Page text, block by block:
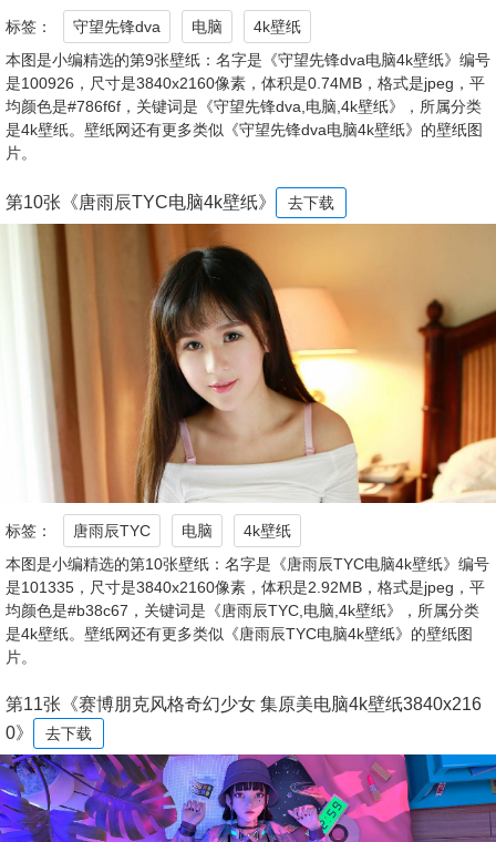
标签： 守望先锋dva 电脑
4k壁纸
本图是小编精选的第9张壁纸：名字是《守望先锋dva电脑4k壁纸》编号
是100926，尺寸是3840x2160像素，体积是0.74MB，格式是jpeg，平
均颜色是#786f6f，关键词是《守望先锋dva,电脑,4k壁纸》，所属分类
是4k壁纸。壁纸网还有更多类似《守望先锋dva电脑4k壁纸》的壁纸图
片。
第10张《唐雨辰TYC电脑4k壁纸》 去下载
标签： 唐雨辰TYC 电脑
4k壁纸
本图是小编精选的第10张壁纸：名字是《唐雨辰TYC电脑4k壁纸》编号
是101335，尺寸是3840x2160像素，体积是2.92MB，格式是jpeg，平
均颜色是#b38c67，关键词是《唐雨辰TYC,电脑,4k壁纸》，所属分类
是4k壁纸。壁纸网还有更多类似《唐雨辰TYC电脑4k壁纸》的壁纸图
片。
第11张《赛博朋克风格奇幻少女 集原美电脑4k壁纸3840x216
0》
去下载